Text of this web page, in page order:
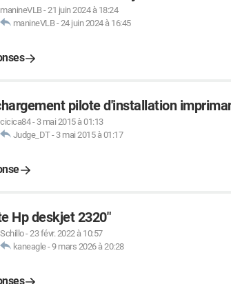
manineVLB-21 juin 2024 à 18:24
manineVLB-24 juin 2024 à 16:45
pilote d'installation
cicica84- 3 mai 2015 à 01:13
Judge_DT- 3 mai 2015 à 01:17
Hp deskjet 2320"
Schillo-23 févr. 2022 à 10:57
kaneagle-9 mars 2026 à 20:28